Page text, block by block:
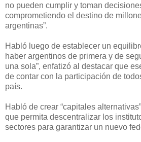
no pueden cumplir y toman
comprometiendo el destino de
argentinas”.
Habló luego de establecer un
haber argentinos de primera y de
una sola”, enfatizó al destacar que
de contar con la participación de
país.
Habló de crear “capitales
que permita descentralizar los
sectores para garantizar un nuevo